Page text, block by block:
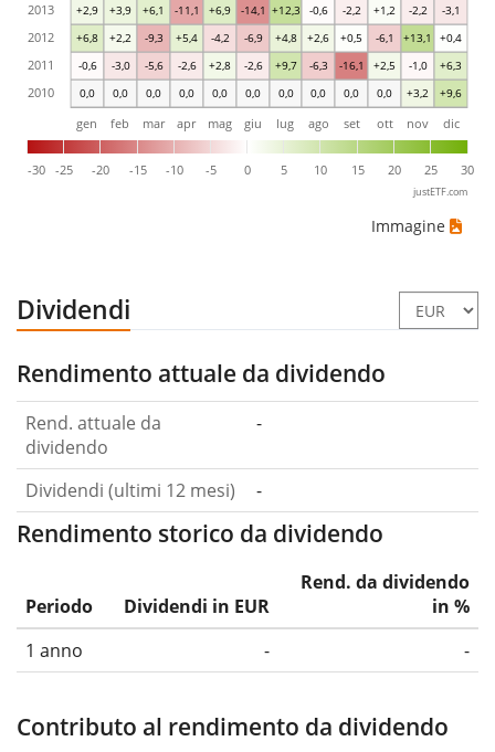
0,0 0,0 0,0 0,0 0,0 0,0 0,0 0,0 0,0 0,0 +3,2 +9,6
-0,6 -3,0 -5,6 -2,6 +2,8 -2,6 +9,7 -6,3 -16,1 +2,5 -1,0 +6,3
+6,8 +2,2 -9,3 +5,4 -4,2 -6,9 +4,8 +2,6 +0,5 -6,1 +13,1 +0,4
+2,9 +3,9 +6,1 -11,1 +6,9 -14,1 +12,3 -0,6 -2,2 +1,2 -2,2 -3,1
-30 -25 -20 -15 -10 -5 0 5 10 15 20 25 30
gen feb mar apr mag giu lug ago set ott nov dic
2010
2011
2012
2013
justETF.com
Immagine
Dividendi
Rendimento attuale da dividendo
Rend. attuale da
dividendo
-
Dividendi (ultimi 12 mesi) -
Rendimento storico da dividendo
Periodo Dividendi in EUR
Rend. da dividendo
in %
1 anno
- -
Contributo al rendimento da dividendo